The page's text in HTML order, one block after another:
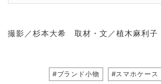
撮影／杉本大希 取材・文／植木麻利子
#ブランド小物 #スマホケース